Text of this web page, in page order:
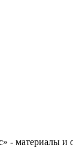
- материалы и